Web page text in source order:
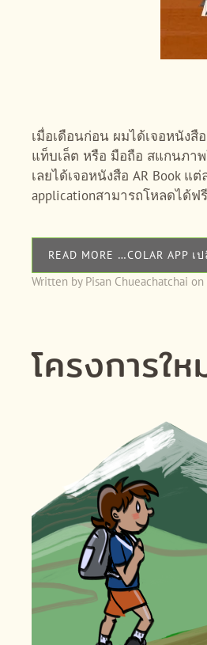
เมื่อเดือนก่อน ผมได้เจอหนังสือ
แท็บเล็ต หรือ มือถือ สแกนภา
เลยได้เจอหนังสือ AR Book
applicationสามารถโหลดได้ฟ
READ MORE …COLAR
Written by Pisan Chueachatchai on
โครงการใ